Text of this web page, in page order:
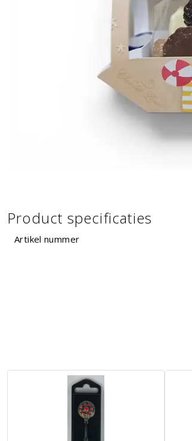
Product specificaties
Artikel nummer